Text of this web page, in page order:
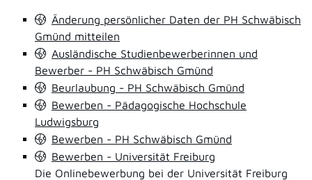
Änderung persönlicher Daten der PH Schwäbisch
Gmünd mitteilen
Ausländische Studienbewerberinnen und
Bewerber - PH Schwäbisch Gmünd
Beurlaubung - PH Schwäbisch Gmünd
Bewerben - Pädagogische Hochschule
Ludwigsburg
Bewerben - PH Schwäbisch Gmünd
Bewerben - Universität Freiburg
Die Onlinebewerbung bei der Universität Freiburg